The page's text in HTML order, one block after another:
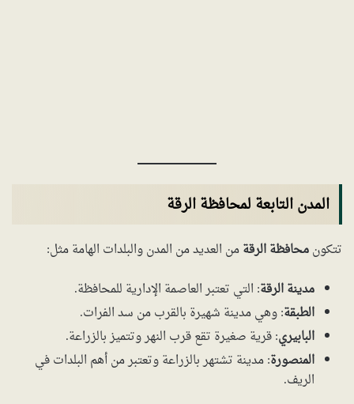
المدن التابعة لمحافظة الرقة
تتكونمحافظة الرقةمن العديد من المدن والبلدات الهامة مثل:
مدينة الرقة: التي تعتبر العاصمة الإدارية للمحافظة.
الطبقة: وهي مدينة شهيرة بالقرب من سد الفرات.
البابيري: قرية صغيرة تقع قرب النهر وتتميز بالزراعة.
المنصورة: مدينة تشتهر بالزراعة وتعتبر من أهم البلدات في
الريف.